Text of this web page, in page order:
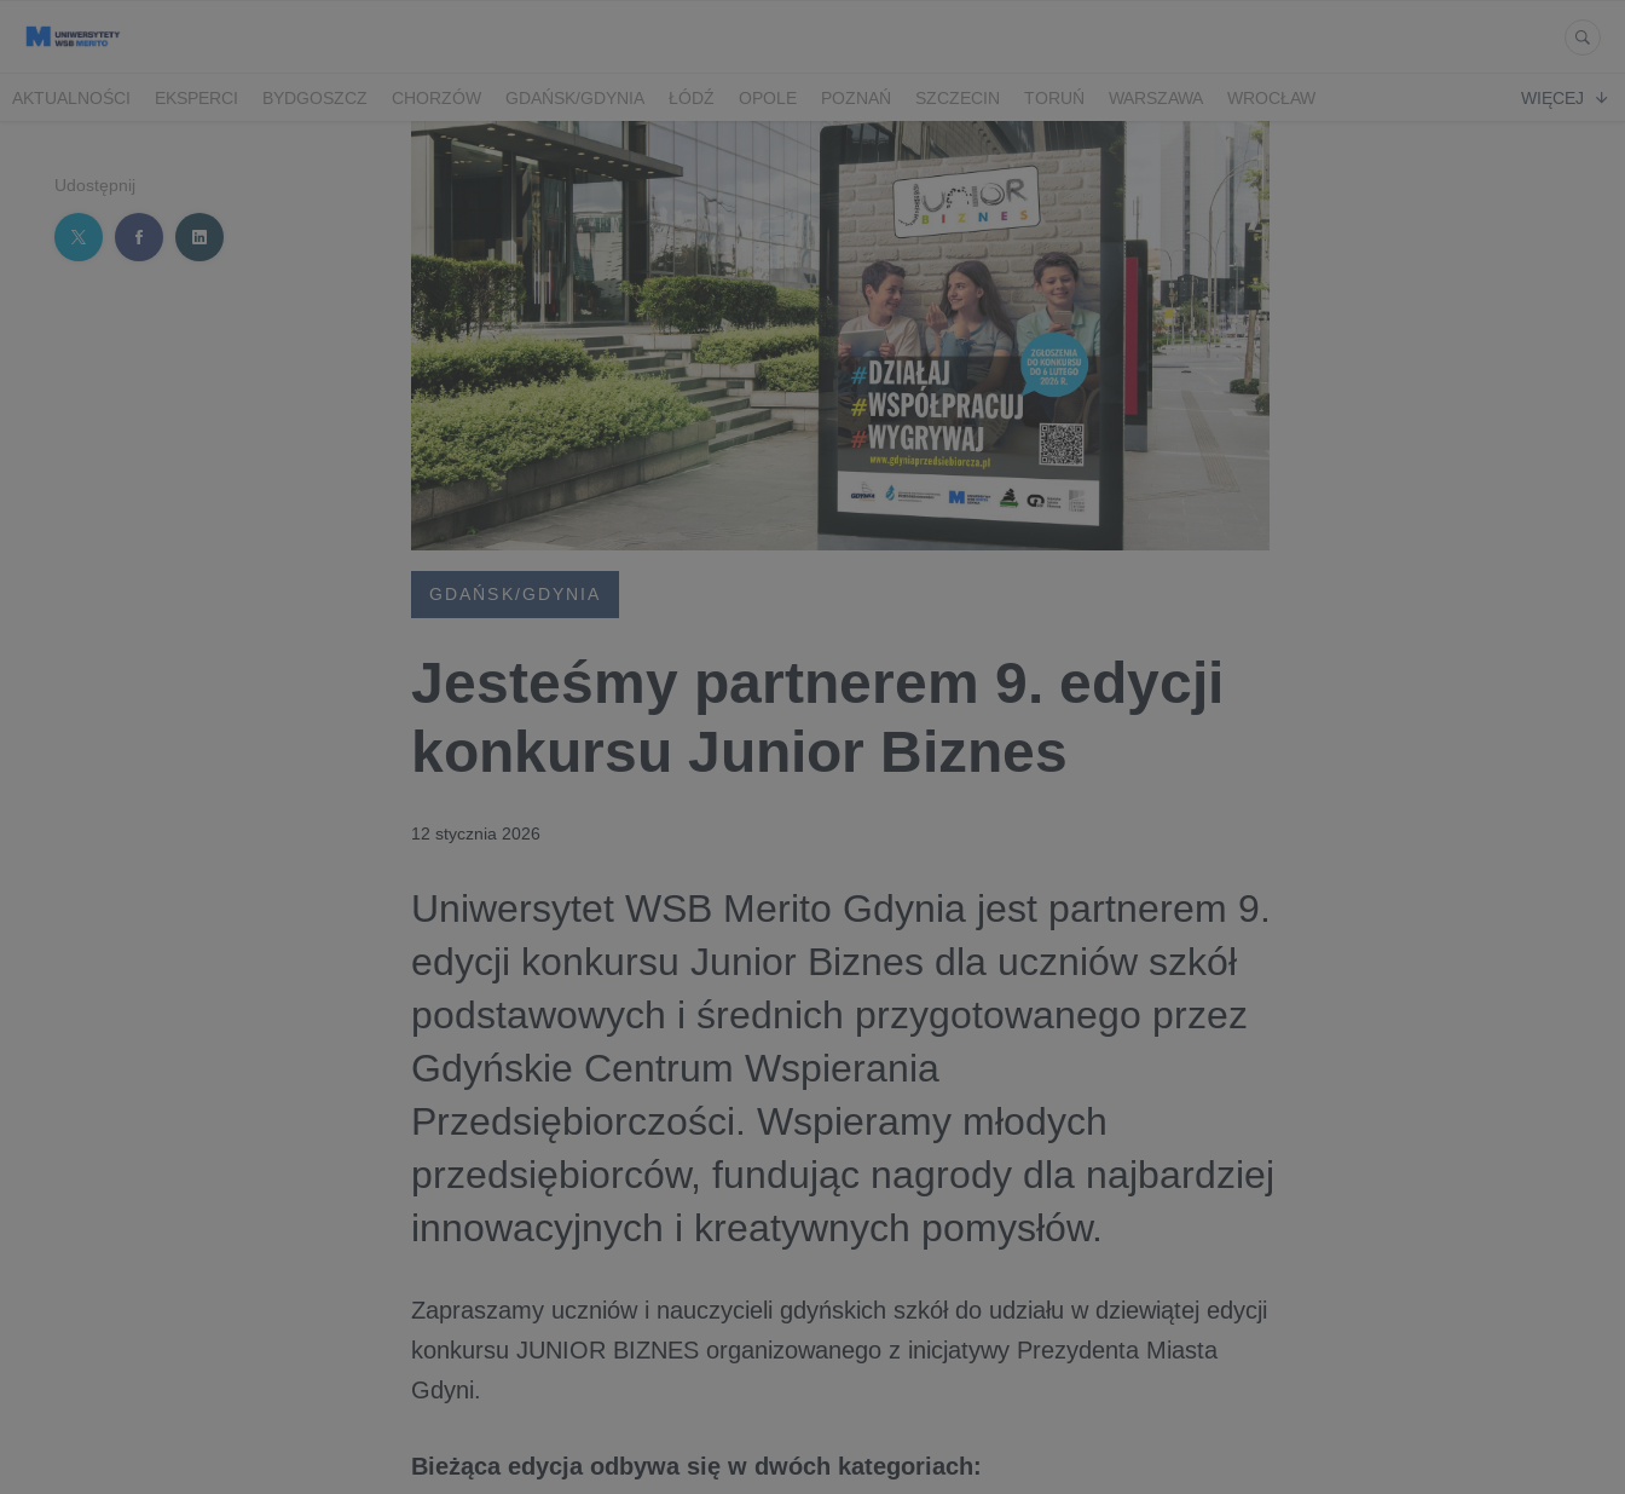
AKTUALNOŚCI EKSPERCI BYDGOSZCZ CHORZÓW GDAŃSK/GDYNIA ŁÓDŹ OPOLE POZNAŃ SZCZECIN TORUŃ WARSZAWA
WROCŁAW
WIĘCEJ
Udostępnij
GDAŃSK/GDYNIA
Jesteśmy partnerem 9. edycji
konkursu Junior Biznes
12 stycznia 2026
Uniwersytet WSB Merito Gdynia jest partnerem 9.
edycji konkursu Junior Biznes dla uczniów szkół
podstawowych i średnich przygotowanego przez
Gdyńskie Centrum Wspierania
Przedsiębiorczości. Wspieramy młodych
przedsiębiorców, fundując nagrody dla najbardziej
innowacyjnych i kreatywnych pomysłów.
Zapraszamy uczniów i nauczycieli gdyńskich szkół do udziału w dziewiątej edycji
konkursu JUNIOR BIZNES organizowanego z inicjatywy Prezydenta Miasta
Gdyni.
Bieżąca edycja odbywa się w dwóch kategoriach: